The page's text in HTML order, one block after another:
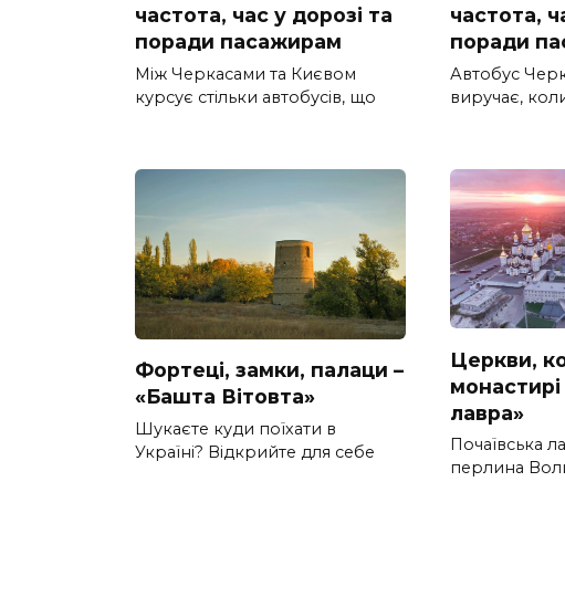
частота, час у дорозі та
поради пасажирам
Між Черкасами та Києвом
курсує стільки автобусів, що
частота,
поради
Автобус
виручає,
Фортеці, замки, палаци –
«Башта Вітовта»
Шукаєте куди поїхати в
Україні? Відкрийте для себе
Церкви,
монастирі
лавра»
Почаївська
перлина